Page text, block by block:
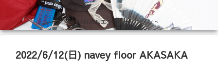
イッツKENZENエンターテインメント
2022/6/12(日) navey floor AKASAKA